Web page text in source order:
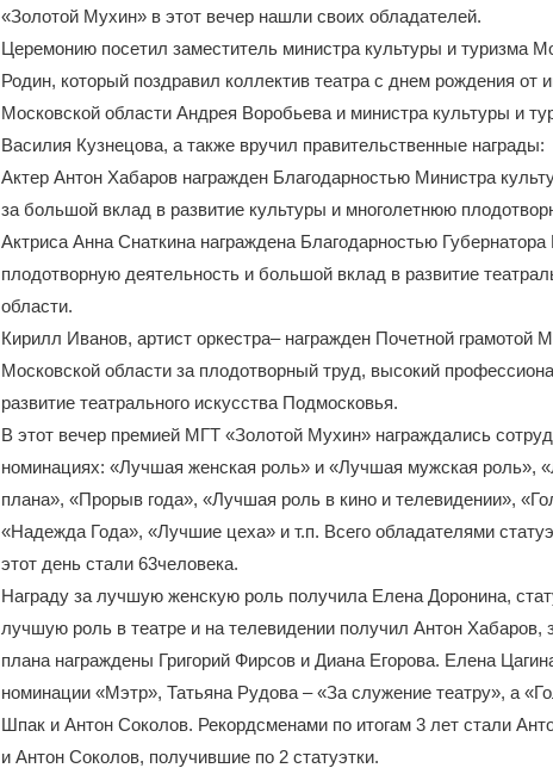
«Золотой Мухин» в этот вечер нашли своих обладателей.
Церемонию посетил заместитель министра культуры и туризма
Родин, который поздравил коллектив театра с днем рождения от
Московской области Андрея Воробьева и министра культуры и
Василия Кузнецова, а также вручил правительственные награды:
Актер Антон Хабаров награжден Благодарностью Министра
за большой вклад в развитие культуры и многолетнюю
Актриса Анна Снаткина награждена Благодарностью
плодотворную деятельность и большой вклад в развитие
области.
Кирилл Иванов, артист оркестра– награжден Почетной грамотой
Московской области за плодотворный труд, высокий
развитие театрального искусства Подмосковья.
В этот вечер премией МГТ «Золотой Мухин» награждались
номинациях: «Лучшая женская роль» и «Лучшая мужская роль»,
плана», «Прорыв года», «Лучшая роль в кино и телевидении»,
«Надежда Года», «Лучшие цеха» и т.п. Всего обладателями
этот день стали 63человека.
Награду за лучшую женскую роль получила Елена Доронина,
лучшую роль в театре и на телевидении получил Антон Хабаров,
плана награждены Григорий Фирсов и Диана Егорова. Елена
номинации «Мэтр», Татьяна Рудова – «За служение театру», а
Шпак и Антон Соколов. Рекордсменами по итогам 3 лет стали
и Антон Соколов, получившие по 2 статуэтки.